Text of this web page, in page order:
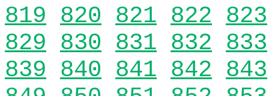
819 820 821 822 823
829 830 831 832 833
839 840 841 842 843